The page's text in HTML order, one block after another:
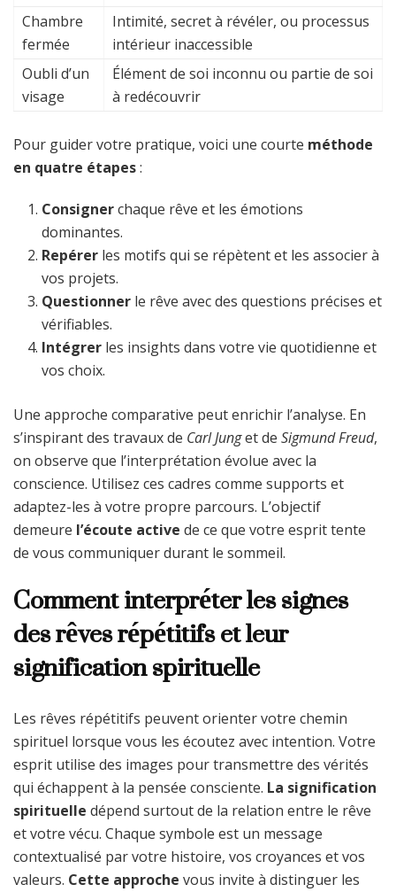
Chambre
fermée
Intimité, secret à révéler, ou processus
intérieur inaccessible
Oubli d’un
visage
Élément de soi inconnu ou partie de soi
à redécouvrir
Pour guider votre pratique, voici une courte méthode
en quatre étapes:
Consignerchaque rêve et les émotions
dominantes.
Repérer les motifs qui se répètent et les associer à
vos projets.
Questionner le rêve avec des questions précises et
vérifiables.
Intégrer les insights dans votre vie quotidienne et
vos choix.
Une approche comparative peut enrichir l’analyse. En
s’inspirant des travaux de Carl Junget de Sigmund Freud,
on observe que l’interprétation évolue avec la
conscience. Utilisez ces cadres comme supports et
adaptez-les à votre propre parcours. L’objectif
demeure l’écoute active de ce que votre esprit tente
de vous communiquer durant le sommeil.
Comment interpréter les signes
des rêves répétitifs et leur
signification spirituelle
Les rêves répétitifs peuvent orienter votre chemin
spirituel lorsque vous les écoutez avec intention. Votre
esprit utilise des images pour transmettre des vérités
qui échappent à la pensée consciente. La signification
spirituelle dépend surtout de la relation entre le rêve
et votre vécu. Chaque symbole est un message
contextualisé par votre histoire, vos croyances et vos
valeurs. Cette approche vous invite à distinguer les